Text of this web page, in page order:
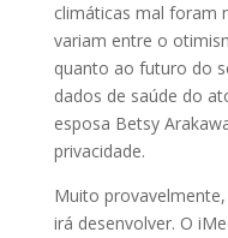
climáticas mal foram
variam entre o
quanto ao futuro do
dados de saúde do
esposa Betsy
privacidade.
Muito
irá desenvolver. O